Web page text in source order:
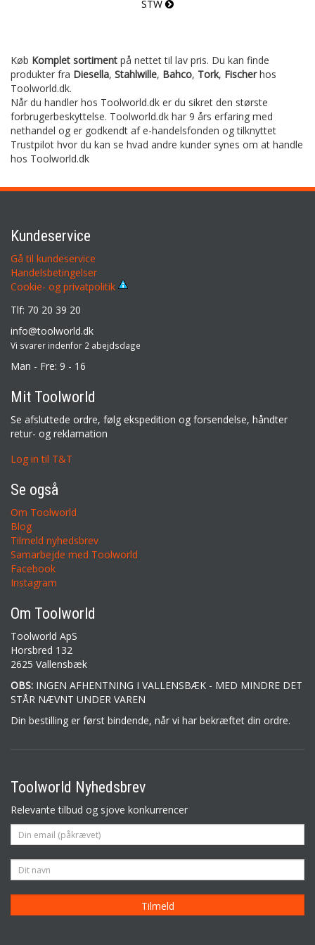
STW
Køb Komplet sortiment på nettet til lav pris. Du kan finde
produkter fra Diesella, Stahlwille, Bahco, Tork, Fischerhos
Toolworld.dk.
Når du handler hos Toolworld.dk er du sikret den største
forbrugerbeskyttelse. Toolworld.dk har 9 års erfaring med
nethandel og er godkendt af e-handelsfonden og tilknyttet
Trustpilot hvor du kan se hvad andre kunder synes om at handle
hos Toolworld.dk
Kundeservice
Gå til kundeservice
Handelsbetingelser
Cookie- og privatpolitik
Tlf: 70 20 39 20
info@toolworld.dk
Vi svarer indenfor 2 abejdsdage
Man - Fre: 9 - 16
Mit Toolworld
Se afsluttede ordre, følg ekspedition og forsendelse, håndter
retur- og reklamation
Log in til T&T
Se også
Om Toolworld
Blog
Tilmeld nyhedsbrev
Samarbejde med Toolworld
Facebook
Instagram
Om Toolworld
Toolworld ApS
Horsbred 132
2625 Vallensbæk
OBS: INGEN AFHENTNING I VALLENSBÆK - MED MINDRE DET
STÅR NÆVNT UNDER VAREN
Din bestilling er først bindende, når vi har bekræftet din ordre.
Toolworld Nyhedsbrev
Relevante tilbud og sjove konkurrencer